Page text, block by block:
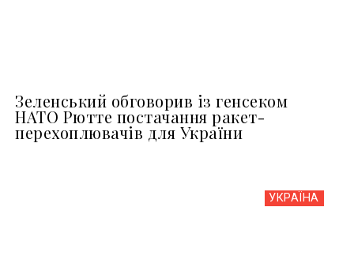
Зеленський обговорив із генсеком
НАТО Рютте постачання ракет-
перехоплювачів для України
УКРАЇНА